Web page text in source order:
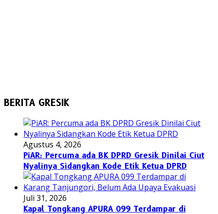
BERITA GRESIK
Agustus 4, 2026
PiAR: Percuma ada BK DPRD Gresik Dinilai Ciut
Nyalinya Sidangkan Kode Etik Ketua DPRD
Juli 31, 2026
Kapal Tongkang APURA 099 Terdampar di